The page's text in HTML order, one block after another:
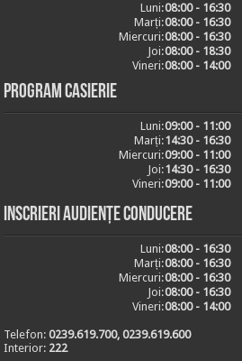
Luni:08:00 - 16:30
Marți:08:00 - 16:30
Miercuri:08:00 - 16:30
Joi:08:00 - 18:30
Vineri:08:00 - 14:00
Program casierie
Luni:09:00 - 11:00
Marți:14:30 - 16:30
Miercuri:09:00 - 11:00
Joi:14:30 - 16:30
Vineri:09:00 - 11:00
Inscrieri audiențe conducere
Luni:08:00 - 16:30
Marți:08:00 - 16:30
Miercuri:08:00 - 16:30
Joi:08:00 - 16:30
Vineri:08:00 - 14:00
Telefon:0239.619.700, 0239.619.600
Interior: 222